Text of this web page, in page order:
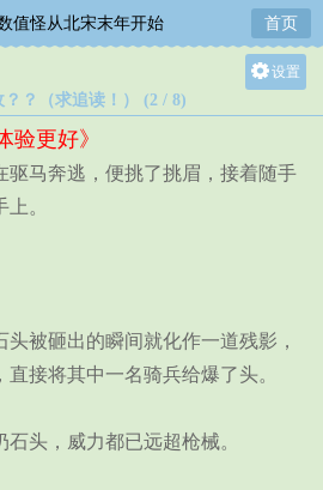
值怪从北宋末年开始 首页
设置
中
？（求追读！） (2 / 8)
验更好》
马奔逃，便挑了挑眉，接着随手
。
被砸出的瞬间就化作一道残影，
接将其中一名骑兵给爆了头。
头，威力都已远超枪械。